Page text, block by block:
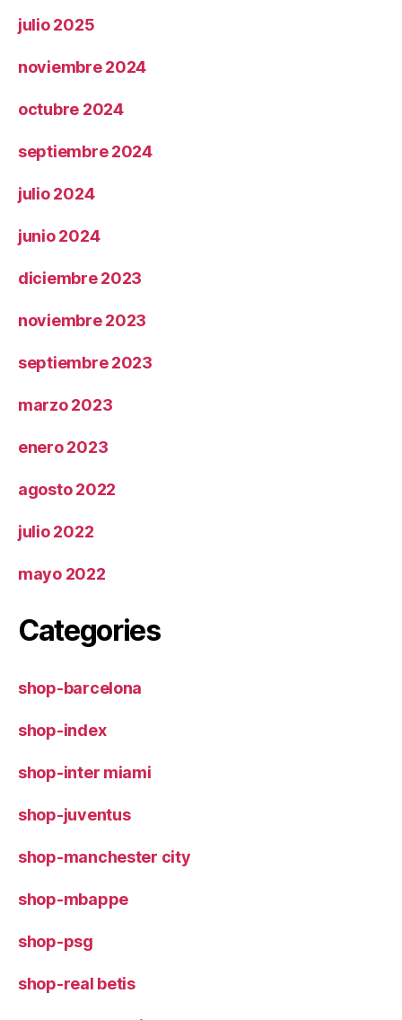
julio 2025
noviembre 2024
octubre 2024
septiembre 2024
julio 2024
junio 2024
diciembre 2023
noviembre 2023
septiembre 2023
marzo 2023
enero 2023
agosto 2022
julio 2022
mayo 2022
Categories
shop-barcelona
shop-index
shop-inter miami
shop-juventus
shop-manchester city
shop-mbappe
shop-psg
shop-real betis